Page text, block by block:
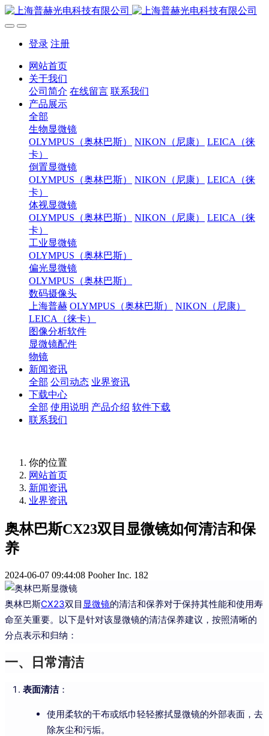
登录 注册
网站首页
关于我们
公司简介 在线留言 联系我们
产品展示
全部
生物显微镜
OLYMPUS（奥林巴斯）
NIKON（尼康）
LEICA（徕
卡）
倒置显微镜
OLYMPUS（奥林巴斯）
NIKON（尼康）
LEICA（徕
卡）
体视显微镜
OLYMPUS（奥林巴斯）
NIKON（尼康）
LEICA（徕
卡）
工业显微镜
OLYMPUS（奥林巴斯）
偏光显微镜
OLYMPUS（奥林巴斯）
数码摄像头
上海普赫 OLYMPUS（奥林巴斯）
NIKON（尼康）
LEICA（徕卡）
图像分析软件
显微镜配件
物镜
新闻资讯
全部 公司动态 业界资讯
下载中心
全部 使用说明 产品介绍 软件下载
联系我们
你的位置
网站首页
新闻资讯
业界资讯
奥林巴斯CX23双目显微镜如何清洁和保
养
2024-06-07 09:44:08 Pooher Inc. 182
奥林巴斯CX23双目 显微镜的清洁和保养对于保持其性能和使用寿
命至关重要。以下是针对该显微镜的清洁保养建议，按照清晰的
分点表示和归纳：
一、日常清洁
表面清洁：
使用柔软的干布或纸巾轻轻擦拭显微镜的外部表面，去
除灰尘和污垢。